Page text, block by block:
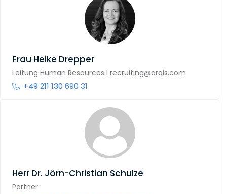
Frau Heike Drepper
Leitung Human Resources I recruiting@arqis.com
+49 211 130 690 31
Herr Dr. Jörn-Christian Schulze
Partner